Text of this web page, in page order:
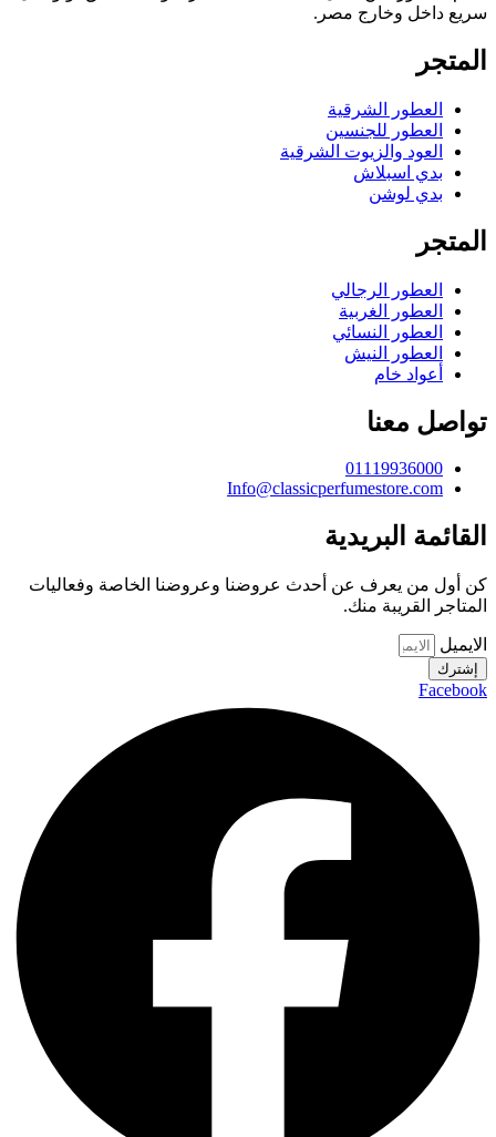
سريع داخل وخارج مصر.
المتجر
العطور الشرقية
العطور للجنسين
العود والزيوت الشرقية
بدي اسبلاش
بدي لوشن
المتجر
العطور الرجالي
العطور الغربية
العطور النسائي
العطور النيش
أعواد خام
تواصل معنا
01119936000
Info@classicperfumestore.com
القائمة البريدية
كن أول من يعرف عن أحدث عروضنا وعروضنا الخاصة وفعاليات
المتاجر القريبة منك.
الايميل
إشترك
Facebook